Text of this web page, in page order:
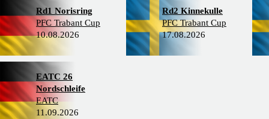
Rd1 Norisring
PFC Trabant Cup
10.08.2026
Rd2 Kinnekulle
PFC Trabant Cup
17.08.2026
EATC 26
Nordschleife
EATC
11.09.2026